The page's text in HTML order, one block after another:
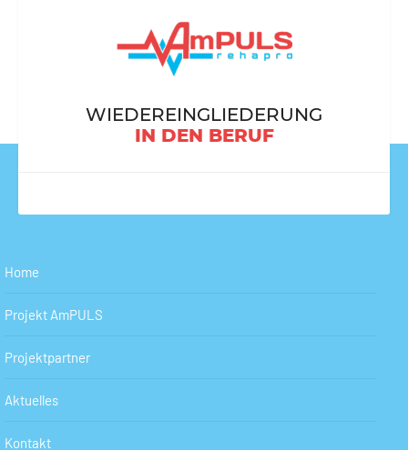
WIEDEREINGLIEDERUNG
IN DEN BERUF
Home
Projekt AmPULS
Projektpartner
Aktuelles
Kontakt